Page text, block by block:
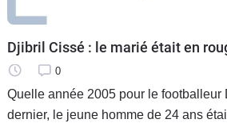
Djibril Cissé : le marié était en
0
Quelle année 2005 pour le footballeur
dernier, le jeune homme de 24 ans